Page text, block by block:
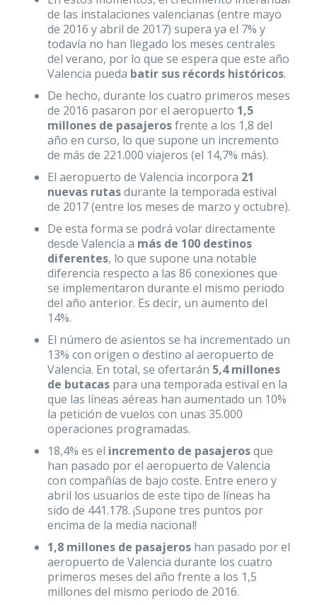
de las instalaciones valencianas (entre mayo
de 2016 y abril de 2017) supera ya el 7% y
todavía no han llegado los meses centrales
del verano, por lo que se espera que este año
Valencia pueda batir sus récords históricos.
De hecho, durante los cuatro primeros meses
de 2016 pasaron por el aeropuerto 1,5
millones de pasajerosfrente a los 1,8 del
año en curso, lo que supone un incremento
de más de 221.000 viajeros (el 14,7% más).
El aeropuerto de Valencia incorpora 21
nuevas rutasdurante la temporada estival
de 2017 (entre los meses de marzo y octubre).
De esta forma se podrá volar directamente
desde Valencia a más de 100 destinos
diferentes, lo que supone una notable
diferencia respecto a las 86 conexiones que
se implementaron durante el mismo periodo
del año anterior. Es decir, un aumento del
14%.
El número de asientos se ha incrementado un
13% con origen o destino al aeropuerto de
Valencia. En total, se ofertarán 5,4 millones
de butacaspara una temporada estival en la
que las líneas aéreas han aumentado un 10%
la petición de vuelos con unas 35.000
operaciones programadas.
18,4% es el incremento de pasajerosque
han pasado por el aeropuerto de Valencia
con compañías de bajo coste. Entre enero y
abril los usuarios de este tipo de líneas ha
sido de 441.178. ¡Supone tres puntos por
encima de la media nacional!
1,8 millones de pasajeroshan pasado por el
aeropuerto de Valencia durante los cuatro
primeros meses del año frente a los 1,5
millones del mismo periodo de 2016.